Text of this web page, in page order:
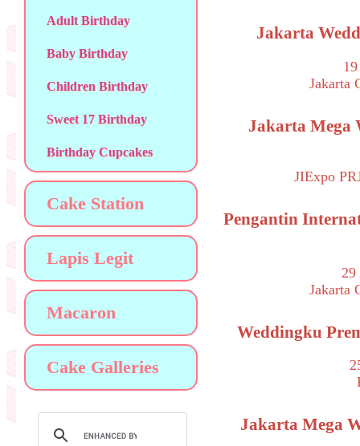
Adult Birthday
Baby Birthday
Children Birthday
Sweet 17 Birthday
Birthday Cupcakes
Cake Station
Lapis Legit
Macaron
Cake Galleries
Jakarta
Jakarta
Jakarta Mega
JIExpo
Pengantin
Jakarta
Weddingku
Jakarta Mega